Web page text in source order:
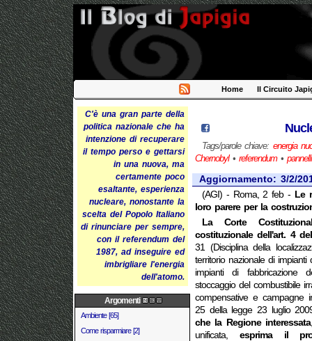
Home Il Circuito
C'è una gran parte della
politica nazionale che ha
intenzione di recuperare
il tempo perso e gettarsi
in una nuova, ma
certamente poco
esaltante, esperienza
nucleare, nonostante la
scelta del Popolo Italiano
di rinunciare per sempre,
con il referendum del
1987, ad inseguire ed
imbrigliare l'energia
dell'atomo.
Argomenti
Ambiente [65]
Come risparmiare [2]
Tags/parole chiave: energia
Chernobyl• referendum•
Aggiornamento: 3/2/
(AGI) - Roma, 2 feb - Le
loro parere per la
La Corte
costituzionale dell'art. 4
31 (Disciplina della
territorio nazionale di
impianti di fabbricazione
stoccaggio del combustibile
compensative e campagne
25 della legge 23 luglio
che la Regione interessata
unificata, esprima il